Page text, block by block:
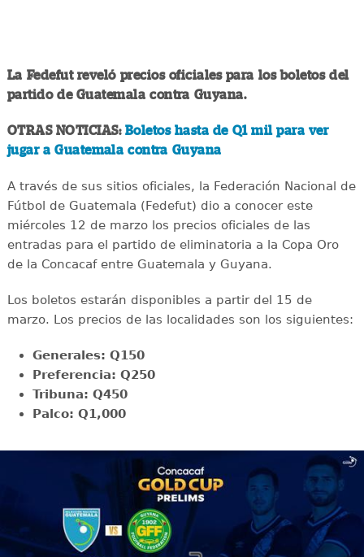
La Fedefut reveló precios oficiales para los boletos del
partido de Guatemala contra Guyana.
OTRAS NOTICIAS: Boletos hasta de Q1 mil para ver
jugar a Guatemala contra Guyana
A través de sus sitios oficiales, la Federación Nacional de
Fútbol de Guatemala (Fedefut) dio a conocer este
miércoles 12 de marzo los precios oficiales de las
entradas para el partido de eliminatoria a la Copa Oro
de la Concacaf entre Guatemala y Guyana.
Los boletos estarán disponibles a partir del 15 de
marzo. Los precios de las localidades son los siguientes:
Generales: Q150
Preferencia: Q250
Tribuna: Q450
Palco: Q1,000